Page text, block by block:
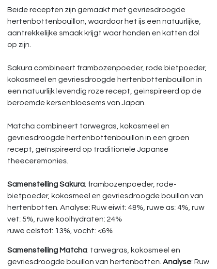
Beide recepten zijn gemaakt met gevriesdroogde
hertenbottenbouillon, waardoor het ijs een natuurlijke,
aantrekkelijke smaak krijgt waar honden en katten dol
op zijn.
Sakura combineert frambozenpoeder, rode bietpoeder,
kokosmeel en gevriesdroogde hertenbottenbouillon in
een natuurlijk levendig roze recept, geïnspireerd op de
beroemde kersenbloesems van Japan.
Matcha combineert tarwegras, kokosmeel en
gevriesdroogde hertenbottenbouillon in een groen
recept, geïnspireerd op traditionele Japanse
theeceremonies.
Samenstelling Sakura: frambozenpoeder, rode-
bietpoeder, kokosmeel en gevriesdroogde bouillon van
hertenbotten. Analyse: Ruw eiwit: 48%, ruwe as: 4%, ruw
vet: 5%, ruwe koolhydraten: 24%
ruwe celstof: 13%, vocht: <6%
Samenstelling Matcha: tarwegras, kokosmeel en
gevriesdroogde bouillon van hertenbotten. Analyse: Ruw